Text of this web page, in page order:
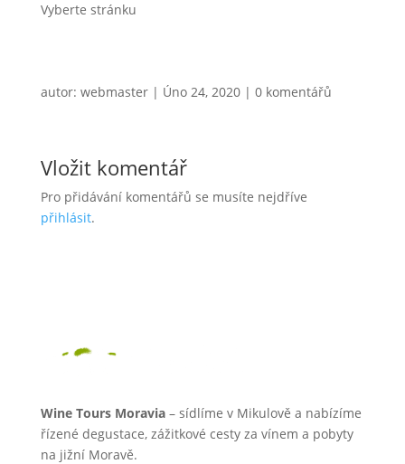
Vyberte stránku
autor: webmaster| Úno 24, 2020| 0 komentářů
Vložit komentář
Pro přidávání komentářů se musíte nejdříve
přihlásit.
Wine Tours Moravia– sídlíme v Mikulově a nabízíme
řízené degustace, zážitkové cesty za vínem a pobyty
na jižní Moravě.